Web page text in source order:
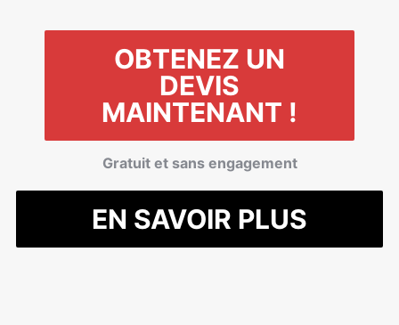
OBTENEZ UN
DEVIS
MAINTENANT !
Gratuit et sans engagement
EN SAVOIR PLUS